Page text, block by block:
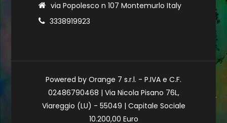
via Popolesco n 107 Montemurlo Italy
3338919923
Powered by Orange 7 s.r.l. - P.IVA e C.F.
02486790468 | Via Nicola Pisano 76L,
Viareggio (LU) - 55049 | Capitale Sociale
10.200,00 Euro